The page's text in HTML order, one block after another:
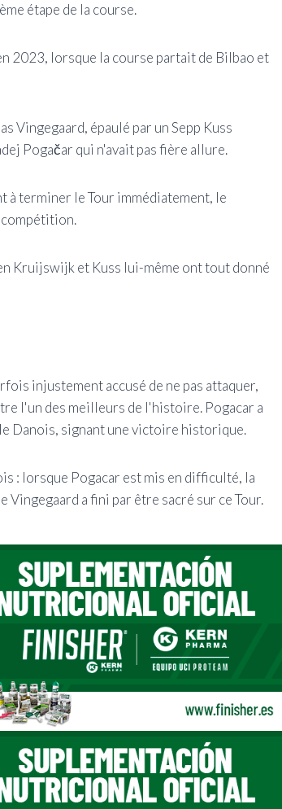
étape de la course.
2023, lorsque la course partait de Bilbao et
Vingegaard, épaulé par un Sepp Kuss
Pogačar qui n'avait pas fière allure.
à terminer le Tour immédiatement, le
compétition.
Kruijswijk et Kuss lui-même ont tout donné
injustement accusé de ne pas attaquer,
l'un des meilleurs de l'histoire. Pogacar a
Danois, signant une victoire historique.
: lorsque Pogacar est mis en difficulté, la
a fini par être sacré sur ce Tour.